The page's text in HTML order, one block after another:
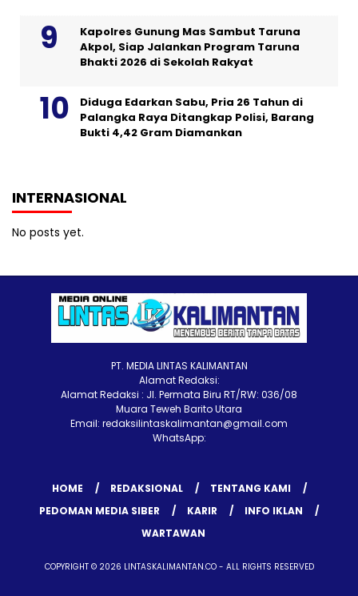
Kapolres Gunung Mas Sambut Taruna
Akpol, Siap Jalankan Program Taruna
Bhakti 2026 di Sekolah Rakyat
Diduga Edarkan Sabu, Pria 26 Tahun di
Palangka Raya Ditangkap Polisi, Barang
Bukti 4,42 Gram Diamankan
INTERNASIONAL
No posts yet.
PT. MEDIA LINTAS KALIMANTAN
Alamat Redaksi:
Alamat Redaksi : Jl. Permata Biru RT/RW: 036/08
Muara Teweh Barito Utara
Email: redaksilintaskalimantan@gmail.com
WhatsApp:
HOME REDAKSIONAL
TENTANG KAMI
PEDOMAN MEDIA SIBER
KARIR
INFO IKLAN
WARTAWAN
COPYRIGHT © 2026 LINTASKALIMANTAN.CO - ALL RIGHTS RESERVED